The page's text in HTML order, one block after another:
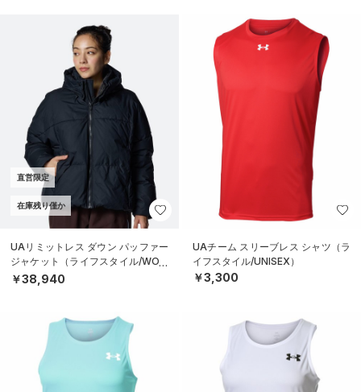
直営限定
在庫残り僅か
UAリミットレス ダウン パッファー
ジャケット（ライフスタイル/WOM
EN）
￥38,940
UAチーム スリーブレス シャツ（ラ
イフスタイル/UNISEX）
￥3,300